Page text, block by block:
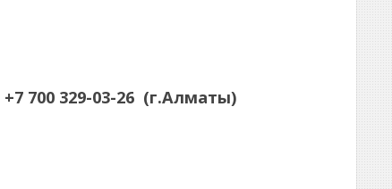
+7 700 329-03-26 (г.Алматы)